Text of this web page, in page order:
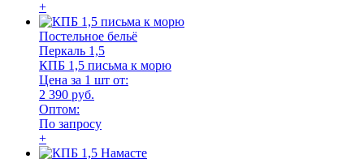
+
Постельное бельё
Перкаль 1,5
КПБ 1,5 письма к морю
Цена за 1 шт от:
2 390 руб.
Оптом:
По запросу
+